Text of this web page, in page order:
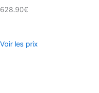
628.90€
Voir les prix